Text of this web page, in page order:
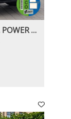
Fiat Doblo Cargo 1.4 T-JET NAT. POWER CNG E6 Etiqueta ECO IVA y Garantía Incl